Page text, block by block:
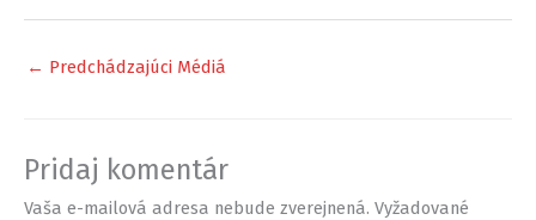
← Predchádzajúci Médiá
Pridaj komentár
Vaša e-mailová adresa nebude zverejnená. Vyžadované